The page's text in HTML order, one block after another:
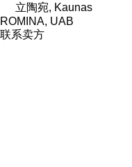
立陶宛, Kaunas
ROMINA, UAB
联系卖方